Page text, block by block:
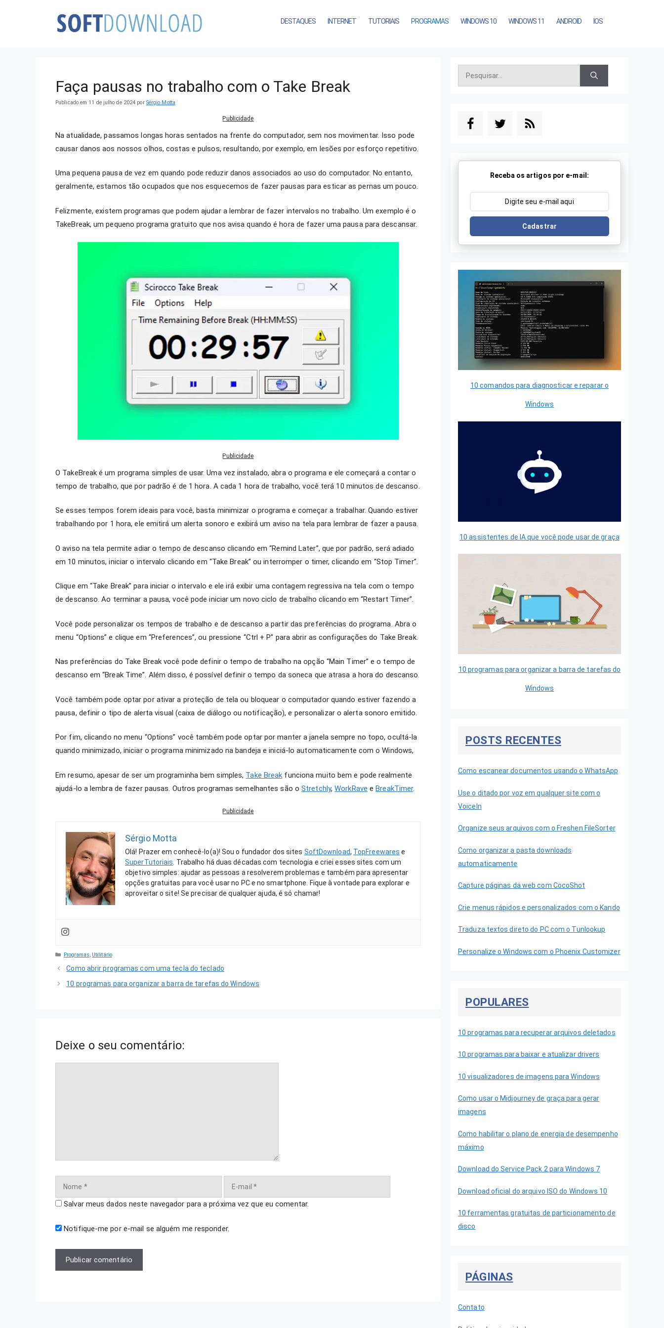
DESTAQUES INTERNET TUTORIAIS PROGRAMAS WINDOWS 10 WINDOWS 11 ANDROID IOS
Faça pausas no trabalho com o Take Break
Publicado em 11 de julho de 2024 por Sérgio Motta
Publicidade
Na atualidade, passamos longas horas sentados na frente do computador, sem nos movimentar. Isso pode
causar danos aos nossos olhos, costas e pulsos, resultando, por exemplo, em lesões por esforço repetitivo.
Uma pequena pausa de vez em quando pode reduzir danos associados ao uso do computador. No entanto,
geralmente, estamos tão ocupados que nos esquecemos de fazer pausas para esticar as pernas um pouco.
Felizmente, existem programas que podem ajudar a lembrar de fazer intervalos no trabalho. Um exemplo é o
TakeBreak, um pequeno programa gratuito que nos avisa quando é hora de fazer uma pausa para descansar.
Publicidade
O TakeBreak é um programa simples de usar. Uma vez instalado, abra o programa e ele começará a contar o
tempo de trabalho, que por padrão é de 1 hora. A cada 1 hora de trabalho, você terá 10 minutos de descanso.
Se esses tempos forem ideais para você, basta minimizar o programa e começar a trabalhar. Quando estiver
trabalhando por 1 hora, ele emitirá um alerta sonoro e exibirá um aviso na tela para lembrar de fazer a pausa.
O aviso na tela permite adiar o tempo de descanso clicando em “Remind Later”, que por padrão, será adiado
em 10 minutos, iniciar o intervalo clicando em “Take Break” ou interromper o timer, clicando em “Stop Timer”.
Clique em “Take Break” para iniciar o intervalo e ele irá exibir uma contagem regressiva na tela com o tempo
de descanso. Ao terminar a pausa, você pode iniciar um novo ciclo de trabalho clicando em “Restart Timer”.
Você pode personalizar os tempos de trabalho e de descanso a partir das preferências do programa. Abra o
menu “Options” e clique em “Preferences”, ou pressione “Ctrl + P” para abrir as configurações do Take Break.
Nas preferências do Take Break você pode definir o tempo de trabalho na opção “Main Timer” e o tempo de
descanso em “Break Time”. Além disso, é possível definir o tempo da soneca que atrasa a hora do descanso.
Você também pode optar por ativar a proteção de tela ou bloquear o computador quando estiver fazendo a
pausa, definir o tipo de alerta visual (caixa de diálogo ou notificação), e personalizar o alerta sonoro emitido.
Por fim, clicando no menu “Options” você também pode optar por manter a janela sempre no topo, ocultá-la
quando minimizado, iniciar o programa minimizado na bandeja e iniciá-lo automaticamente com o Windows,
Em resumo, apesar de ser um programinha bem simples, Take Break funciona muito bem e pode realmente
ajudá-lo a lembra de fazer pausas. Outros programas semelhantes são oStretchly,WorkRave eBreakTimer.
Publicidade
Sérgio Motta
Olá! Prazer em conhecê-lo(a)! Sou o fundador dos sites SoftDownload, TopFreewares e
SuperTutoriais . Trabalho há duas décadas com tecnologia e criei esses sites com um
objetivo simples: ajudar as pessoas a resolverem problemas e também para apresentar
opções gratuitas para você usar no PC e no smartphone. Fique à vontade para explorar e
aproveitar o site! Se precisar de qualquer ajuda, é só chamar!
Categorias
Programas, Utilitário
Como abrir programas com uma tecla do teclado
10 programas para organizar a barra de tarefas do Windows
Deixe o seu comentário:
Nome
mail
Salvar meus dados neste navegador para a próxima vez que eu comentar.
Notifique-me por e-mail se alguém me responder.
Pesquisar
por:
Receba os artigos por e-mail:
Cadastrar
10 comandos para diagnosticar e reparar o
Windows
10 assistentes de IA que você pode usar de graça
10 programas para organizar a barra de tarefas do
Windows
POSTS RECENTES
Como escanear documentos usando o WhatsApp
Use o ditado por voz em qualquer site com o
VoiceIn
Organize seus arquivos com o Freshen FileSorter
Como organizar a pasta downloads
automaticamente
Capture páginas da web com CocoShot
Crie menus rápidos e personalizados com o Kando
Traduza textos direto do PC com o Tunlookup
Personalize o Windows com o Phoenix Customizer
POPULARES
10 programas para recuperar arquivos deletados
10 programas para baixar e atualizar drivers
10 visualizadores de imagens para Windows
Como usar o Midjourney de graça para gerar
imagens
Como habilitar o plano de energia de desempenho
máximo
Download do Service Pack 2 para Windows 7
Download oficial do arquivo ISO do Windows 10
10 ferramentas gratuitas de particionamento de
disco
PÁGINAS
Contato